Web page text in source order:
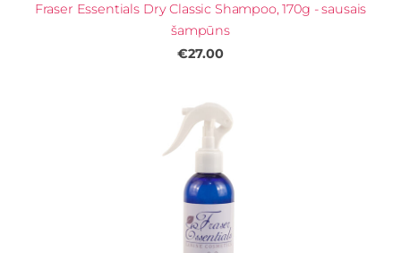
Fraser Essentials Dry Classic Shampoo, 170g - sausais
šampūns
€27.00